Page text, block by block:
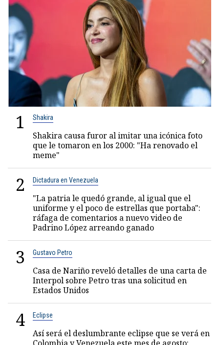
1 Shakira
Shakira causa furor al imitar una icónica foto
que le tomaron en los 2000: "Ha renovado el
meme"
2 Dictadura en Venezuela
"La patria le quedó grande, al igual que el
uniforme y el poco de estrellas que portaba":
ráfaga de comentarios a nuevo video de
Padrino López arreando ganado
3 Gustavo Petro
Casa de Nariño reveló detalles de una carta de
Interpol sobre Petro tras una solicitud en
Estados Unidos
4 Eclipse
Así será el deslumbrante eclipse que se verá en